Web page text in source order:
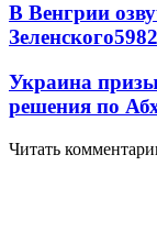
В Венгрии
Зеленского598
Украина
решения по
Читать